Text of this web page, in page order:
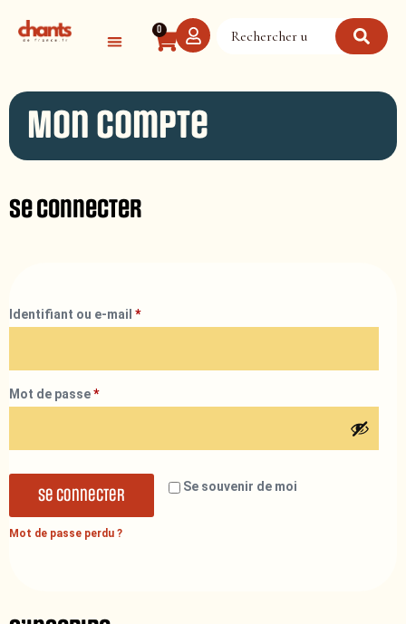
0
Mon compte
Se connecter
Identifiant ou e-mail *
Mot de passe*
Se souvenir de moi
Se connecter
Mot de passe perdu ?